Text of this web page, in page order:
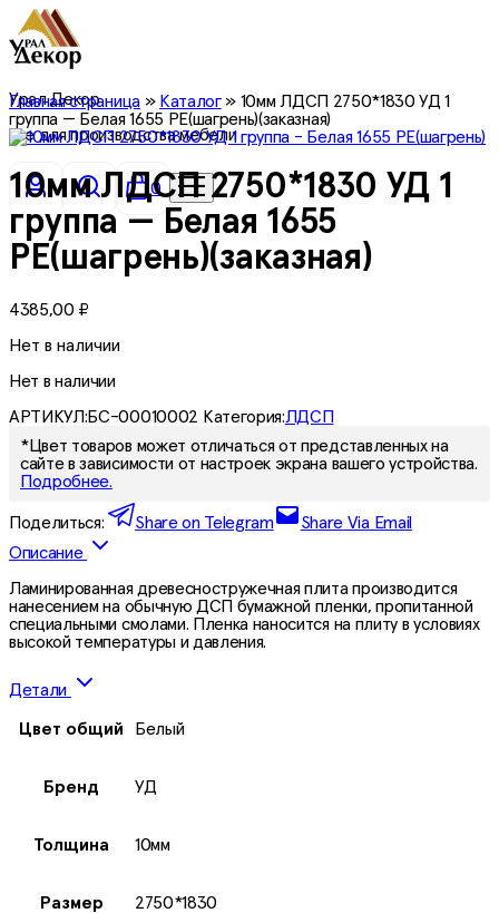
Урал Декор
все для производства мебели
0
Главная страница» Каталог» 10мм ЛДСП 2750*1830 УД 1
группа — Белая 1655 PE(шагрень)(заказная)
10мм ЛДСП 2750*1830 УД 1
группа — Белая 1655
PE(шагрень)(заказная)
4385,00 ₽
Нет в наличии
Нет в наличии
АРТИКУЛ:БС-00010002 Категория:ЛДСП
*Цвет товаров может отличаться от представленных на
сайте в зависимости от настроек экрана вашего устройства.
Подробнее.
Поделиться: Share on Telegram
Share Via Email
Описание
Ламинированная древесностружечная плита производится
нанесением на обычную ДСП бумажной пленки, пропитанной
специальными смолами. Пленка наносится на плиту в условиях
высокой температуры и давления.
Детали
Цвет общий Белый
Бренд УД
Толщина 10мм
Размер 2750*1830